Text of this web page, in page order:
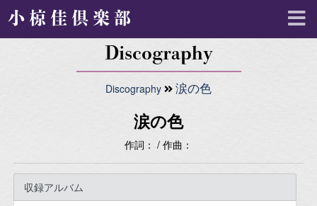
小椋佳倶楽部
Discography
Discography 涙の色
涙の色
作詞： / 作曲：
収録アルバム